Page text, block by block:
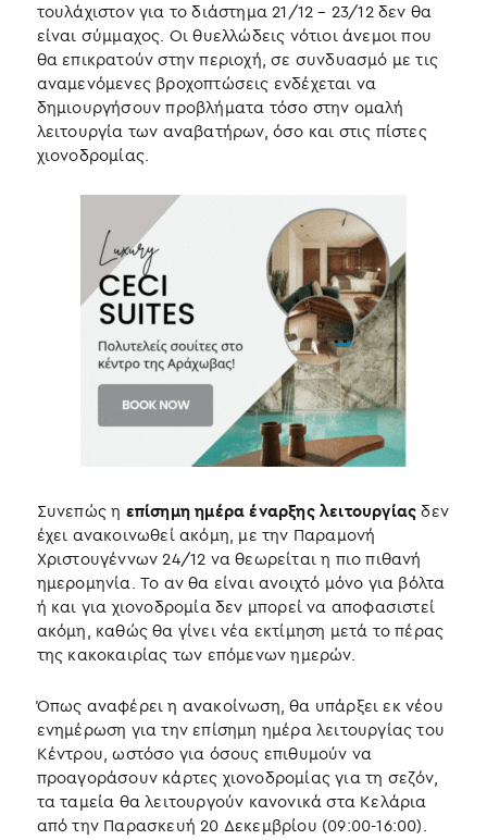
τουλάχιστον για το διάστημα 21/12 – 23/12 δεν θα
είναι σύμμαχος. Οι θυελλώδεις νότιοι άνεμοι που
θα επικρατούν στην περιοχή, σε συνδυασμό με τις
αναμενόμενες βροχοπτώσεις ενδέχεται να
δημιουργήσουν προβλήματα τόσο στην ομαλή
λειτουργία των αναβατήρων, όσο και στις πίστες
χιονοδρομίας.
Συνεπώς η επίσημη ημέρα έναρξης λειτουργίαςδεν
έχει ανακοινωθεί ακόμη, με την Παραμονή
Χριστουγέννων 24/12 να θεωρείται η πιο πιθανή
ημερομηνία. Το αν θα είναι ανοιχτό μόνο για βόλτα
ή και για χιονοδρομία δεν μπορεί να αποφασιστεί
ακόμη, καθώς θα γίνει νέα εκτίμηση μετά το πέρας
της κακοκαιρίας των επόμενων ημερών.
Όπως αναφέρει η ανακοίνωση, θα υπάρξει εκ νέου
ενημέρωση για την επίσημη ημέρα λειτουργίας του
Κέντρου, ωστόσο για όσους επιθυμούν να
προαγοράσουν κάρτες χιονοδρομίας για τη σεζόν,
τα ταμεία θα λειτουργούν κανονικά στα Κελάρια
από την Παρασκευή 20 Δεκεμβρίου (09:00-16:00).